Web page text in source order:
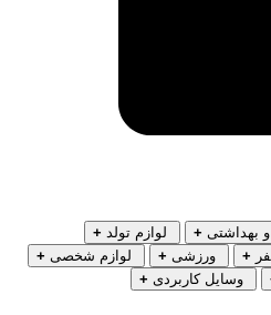
بهداشتی + لوازم تولد +
+ ورزشی + لوازم شخصی +
وسایل کاربردی +